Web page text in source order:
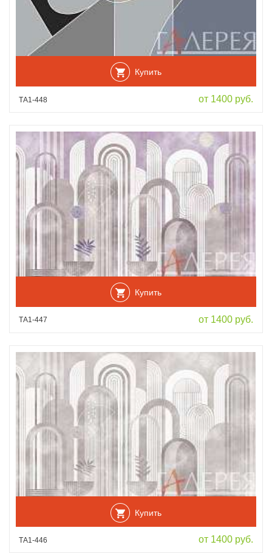
Купить
ТА1-448 от 1400 руб.
Купить
ТА1-447 от 1400 руб.
Купить
ТА1-446 от 1400 руб.